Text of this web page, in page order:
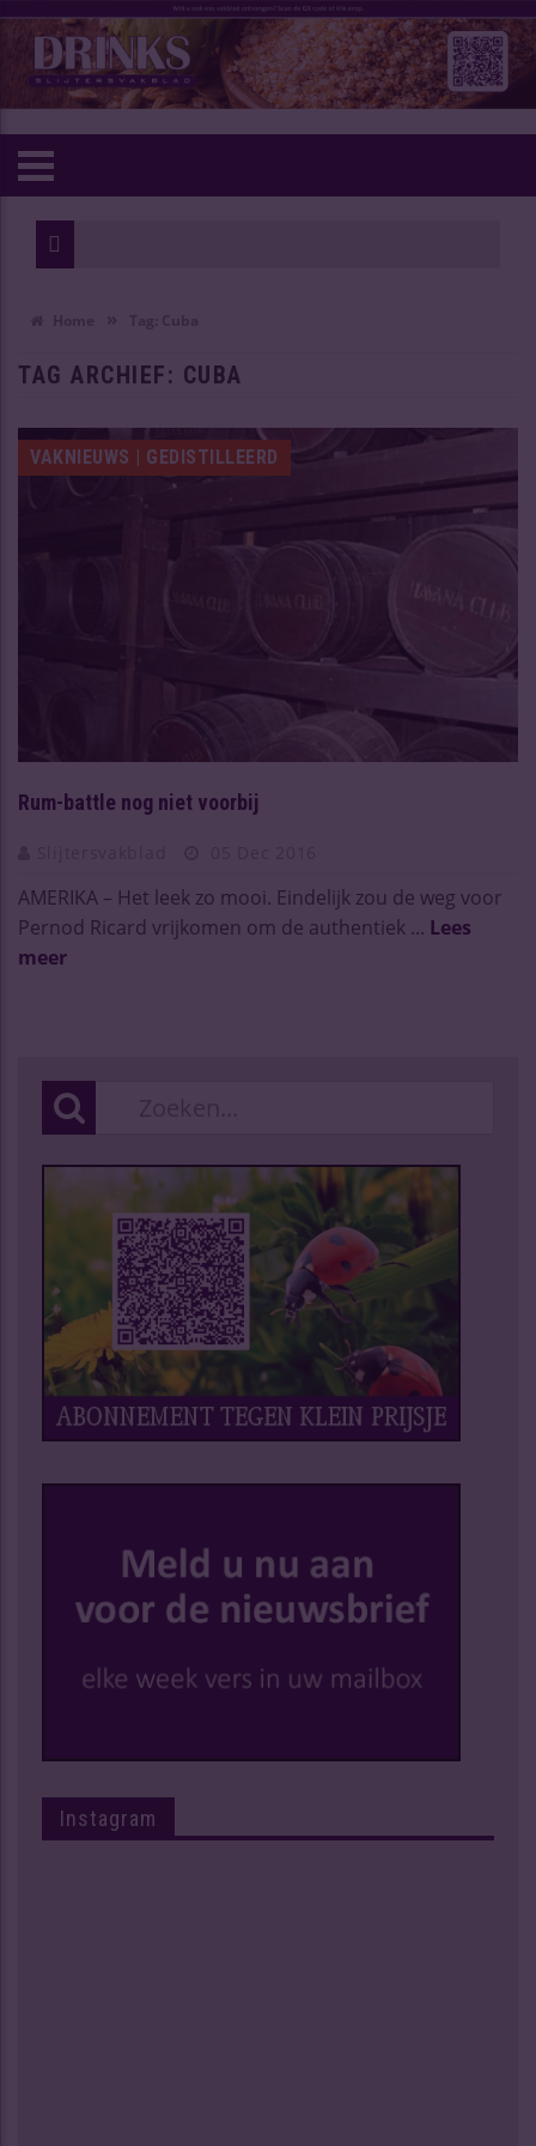
TAG ARCHIEF: CUBA
VAKNIEUWS | GEDISTILLEERD
Rum-battle nog niet voorbij
AMERIKA – Het leek zo mooi. Eindelijk zou de weg voor
Pernod Ricard vrijkomen om de authentiek ... Lees
meer
Instagram